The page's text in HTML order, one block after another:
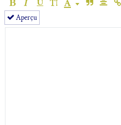
Aperçu